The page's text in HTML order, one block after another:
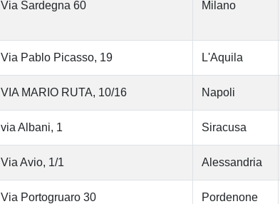
Via Sardegna 60 Milano
Via Pablo Picasso, 19 L'Aquila
VIA MARIO RUTA, 10/16 Napoli
via Albani, 1 Siracusa
Via Avio, 1/1 Alessandria
Via Portogruaro 30 Pordenone